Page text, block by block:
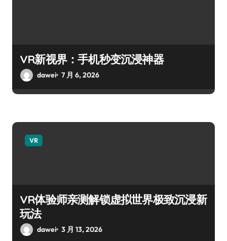
VR新视界：手机秒变沉浸神器
dawei 7 月 6, 2026
VR
VR体验师亲测解锁虚拟世界极致沉浸新
玩法
dawei 3 月 13, 2026